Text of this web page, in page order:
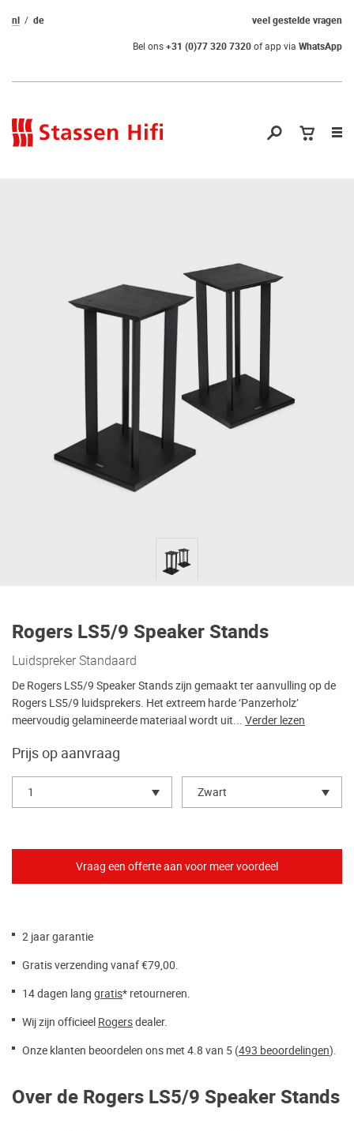
veel gestelde vragen
nl de
Bel ons+31 (0)77 320 7320of app via WhatsApp
Rogers LS5/9 Speaker Stands
Luidspreker Standaard
De Rogers LS5/9 Speaker Stands zijn gemaakt ter aanvulling op de
Rogers LS5/9 luidsprekers. Het extreem harde ‘Panzerholz’
meervoudig gelamineerde materiaal wordt uit... Verder lezen
Prijs op aanvraag
1 Zwart
2 jaar garantie
Gratis verzending vanaf €79,00.
14 dagen lang gratis* retourneren.
Wij zijn officieel Rogersdealer.
Onze klanten beoordelen ons met 4.8 van 5 (493 beoordelingen).
Over de Rogers LS5/9 Speaker Stands